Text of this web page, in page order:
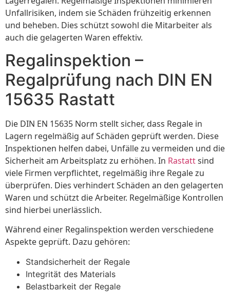
Unfallrisiken, indem sie Schäden frühzeitig erkennen
und beheben. Dies schützt sowohl die Mitarbeiter als
auch die gelagerten Waren effektiv.
Regalinspektion –
Regalprüfung nach DIN EN
15635 Rastatt
Die DIN EN 15635 Norm stellt sicher, dass Regale in
Lagern regelmäßig auf Schäden geprüft werden. Diese
Inspektionen helfen dabei, Unfälle zu vermeiden und die
Sicherheit am Arbeitsplatz zu erhöhen. In Rastattsind
viele Firmen verpflichtet, regelmäßig ihre Regale zu
überprüfen. Dies verhindert Schäden an den gelagerten
Waren und schützt die Arbeiter. Regelmäßige Kontrollen
sind hierbei unerlässlich.
Während einer Regalinspektion werden verschiedene
Aspekte geprüft. Dazu gehören:
Standsicherheit der Regale
Integrität des Materials
Belastbarkeit der Regale